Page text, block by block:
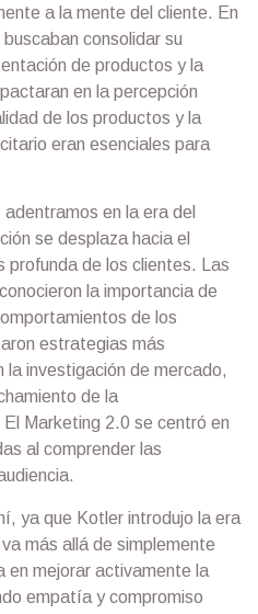
a la mente del cliente. En
consolidar su
de productos y la
en la percepción
de los productos y la
eran esenciales para
en la era del
se desplaza hacia el
profunda de los clientes. Las
la importancia de
de los
estrategias más
la investigación de mercado,
de la
Marketing 2.0 se centró en
al comprender las
ya que Kotler introdujo la era
más allá de simplemente
en mejorar activamente la
empatía y compromiso